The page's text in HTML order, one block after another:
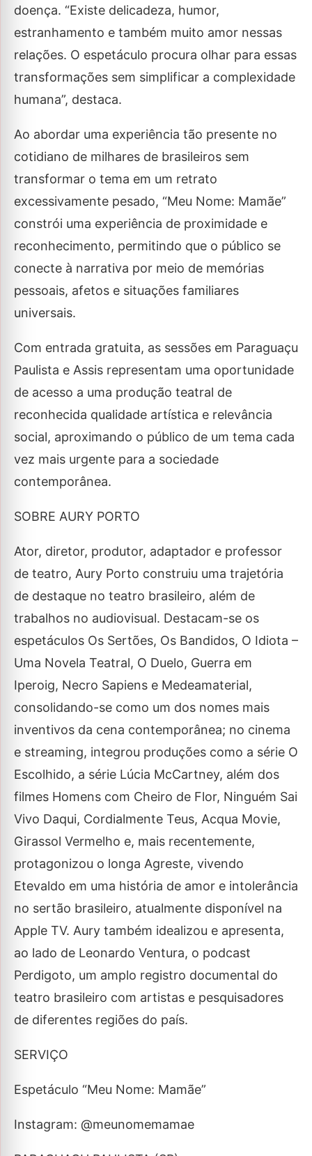
doença. “Existe delicadeza, humor,
estranhamento e também muito amor nessas
relações. O espetáculo procura olhar para essas
transformações sem simplificar a complexidade
humana”, destaca.
Ao abordar uma experiência tão presente no
cotidiano de milhares de brasileiros sem
transformar o tema em um retrato
excessivamente pesado, “Meu Nome: Mamãe”
constrói uma experiência de proximidade e
reconhecimento, permitindo que o público se
conecte à narrativa por meio de memórias
pessoais, afetos e situações familiares
universais.
Com entrada gratuita, as sessões em Paraguaçu
Paulista e Assis representam uma oportunidade
de acesso a uma produção teatral de
reconhecida qualidade artística e relevância
social, aproximando o público de um tema cada
vez mais urgente para a sociedade
contemporânea.
SOBRE AURY PORTO
Ator, diretor, produtor, adaptador e professor
de teatro, Aury Porto construiu uma trajetória
de destaque no teatro brasileiro, além de
trabalhos no audiovisual. Destacam-se os
espetáculos Os Sertões, Os Bandidos, O Idiota –
Uma Novela Teatral, O Duelo, Guerra em
Iperoig, Necro Sapiens e Medeamaterial,
consolidando-se como um dos nomes mais
inventivos da cena contemporânea; no cinema
e streaming, integrou produções como a série O
Escolhido, a série Lúcia McCartney, além dos
filmes Homens com Cheiro de Flor, Ninguém Sai
Vivo Daqui, Cordialmente Teus, Acqua Movie,
Girassol Vermelho e, mais recentemente,
protagonizou o longa Agreste, vivendo
Etevaldo em uma história de amor e intolerância
no sertão brasileiro, atualmente disponível na
Apple TV. Aury também idealizou e apresenta,
ao lado de Leonardo Ventura, o podcast
Perdigoto, um amplo registro documental do
teatro brasileiro com artistas e pesquisadores
de diferentes regiões do país.
SERVIÇO
Espetáculo “Meu Nome: Mamãe”
Instagram: @meunomemamae